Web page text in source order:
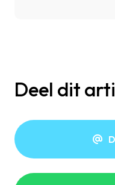
Deel dit